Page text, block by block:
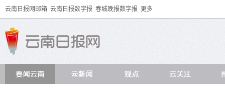
云南日报网邮箱 云南日报数字报 春城晚报数字报 更多